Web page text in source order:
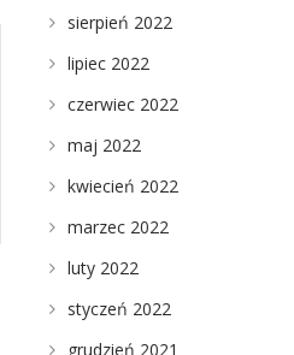
sierpień 2022
lipiec 2022
czerwiec 2022
maj 2022
kwiecień 2022
marzec 2022
luty 2022
styczeń 2022
grudzień 2021